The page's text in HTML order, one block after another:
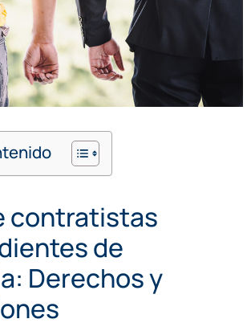
contratistas
de
Derechos y